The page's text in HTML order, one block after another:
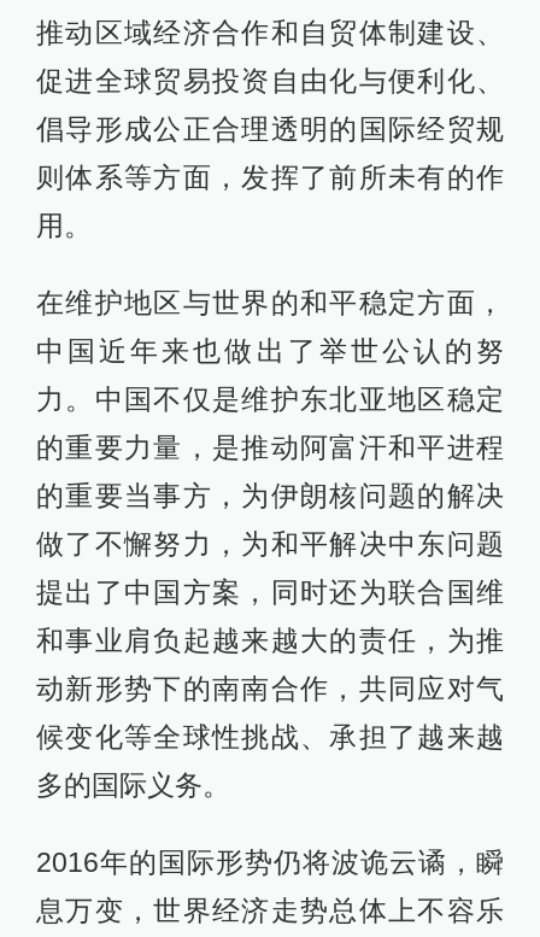
推动区域经济合作和自贸体制建设、
促进全球贸易投资自由化与便利化、
倡导形成公正合理透明的国际经贸规
则体系等方面，发挥了前所未有的作
用。
在维护地区与世界的和平稳定方面，
中国近年来也做出了举世公认的努
力。中国不仅是维护东北亚地区稳定
的重要力量，是推动阿富汗和平进程
的重要当事方，为伊朗核问题的解决
做了不懈努力，为和平解决中东问题
提出了中国方案，同时还为联合国维
和事业肩负起越来越大的责任，为推
动新形势下的南南合作，共同应对气
候变化等全球性挑战、承担了越来越
多的国际义务。
2016年的国际形势仍将波诡云谲，瞬
息万变，世界经济走势总体上不容乐